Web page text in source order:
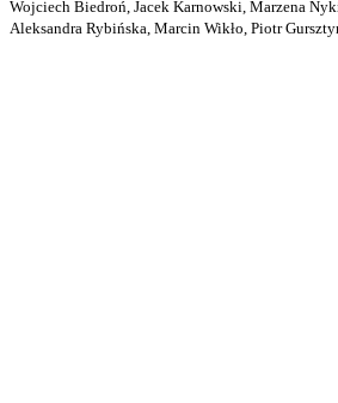
Wojciech Biedroń, Jacek Karnowski, Marzena
Aleksandra Rybińska, Marcin Wikło, Piotr